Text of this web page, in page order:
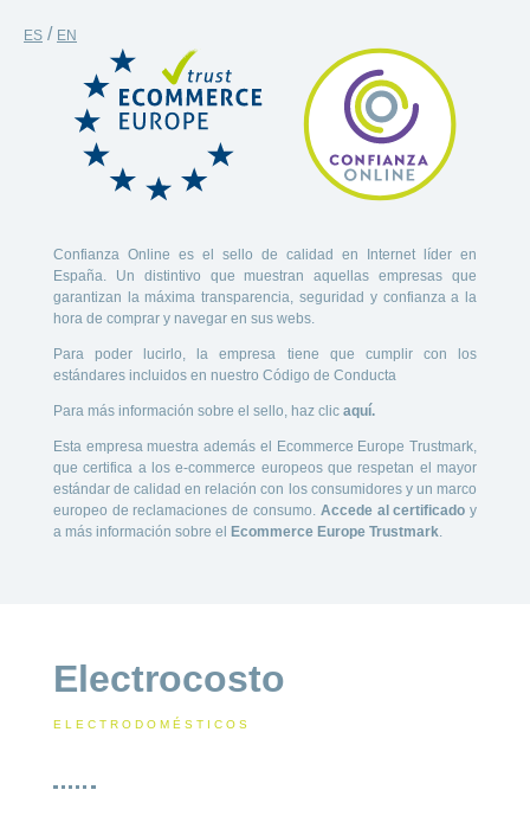
ES / EN
Confianza Online es el sello de calidad en Internet líder en
España. Un distintivo que muestran aquellas empresas que
garantizan la máxima transparencia, seguridad y confianza a la
hora de comprar y navegar en sus webs.
Para poder lucirlo, la empresa tiene que cumplir con los
estándares incluidos en nuestro Código de Conducta
Para más información sobre el sello, haz clic aquí.
Esta empresa muestra además el Ecommerce Europe Trustmark,
que certifica a los e-commerce europeos que respetan el mayor
estándar de calidad en relación con los consumidores y un marco
europeo de reclamaciones de consumo. Accede al certificado y
a más información sobre el
Ecommerce Europe Trustmark.
Electrocosto
ELECTRODOMÉSTICOS